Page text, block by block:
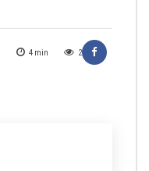
4 min 2